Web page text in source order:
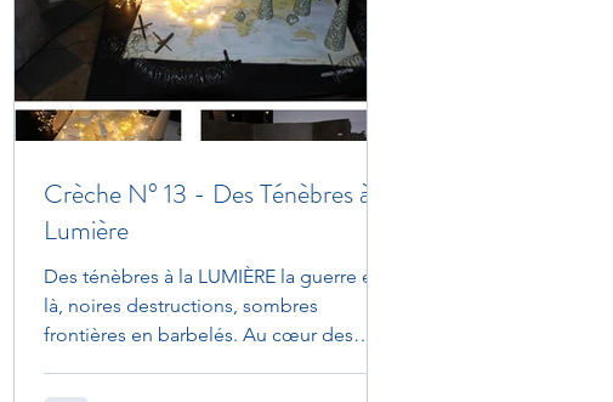
Crèche N° 13 - Des Ténèbres à la
Lumière
Des ténèbres à la LUMIÈRE la guerre est
là, noires destructions, sombres
frontières en barbelés. Au cœur des